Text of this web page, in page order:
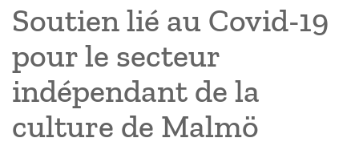
Soutien lié au Covid-19
pour le secteur
indépendant de la
culture de Malmö